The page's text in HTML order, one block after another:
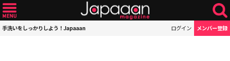
手洗いをしっかりしよう！Japaaan ログイン メンバー登録